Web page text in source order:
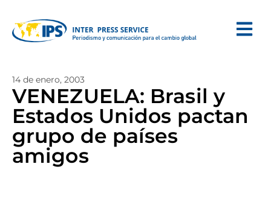
14 de enero, 2003
VENEZUELA: Brasil y
Estados Unidos pactan
grupo de países
amigos